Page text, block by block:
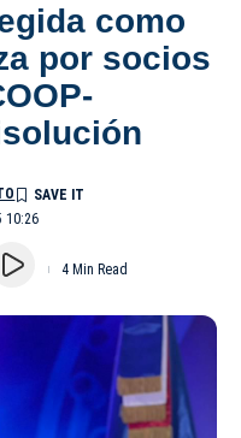
como
por socios
10:26
4 Min Read